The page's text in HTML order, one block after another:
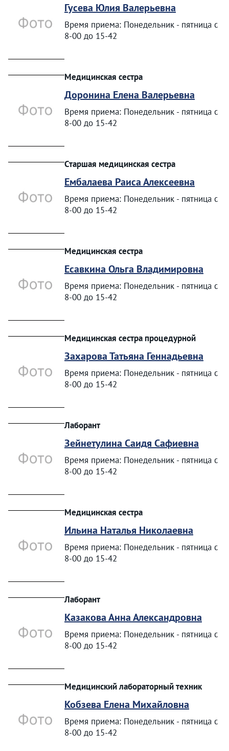
Гусева Юлия Валерьевна
Время приема: Понедельник - пятница с
8-00 до 15-42
Медицинская сестра
Доронина Елена Валерьевна
Время приема: Понедельник - пятница с
8-00 до 15-42
Старшая медицинская сестра
Ембалаева Раиса Алексеевна
Время приема: Понедельник - пятница с
8-00 до 15-42
Медицинская сестра
Есавкина Ольга Владимировна
Время приема: Понедельник - пятница с
8-00 до 15-42
Медицинская сестра процедурной
Захарова Татьяна Геннадьевна
Время приема: Понедельник - пятница с
8-00 до 15-42
Лаборант
Зейнетулина Саидя Сафиевна
Время приема: Понедельник - пятница с
8-00 до 15-42
Медицинская сестра
Ильина Наталья Николаевна
Время приема: Понедельник - пятница с
8-00 до 15-42
Лаборант
Казакова Анна Александровна
Время приема: Понедельник - пятница с
8-00 до 15-42
Медицинский лабораторный техник
Кобзева Елена Михайловна
Время приема: Понедельник - пятница с
8-00 до 15-42